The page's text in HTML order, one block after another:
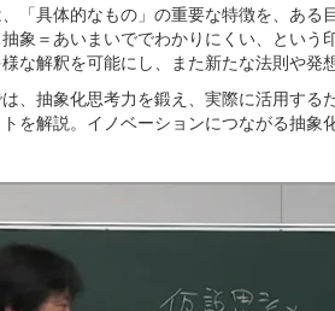
「具体的なもの」の重要な特徴を、あ
象＝あいまいででわかりにくい、とい
な解釈を可能にし、また新たな法則や発
、抽象化思考力を鍛え、実際に活用す
トを解説。イノベーションにつながる抽象